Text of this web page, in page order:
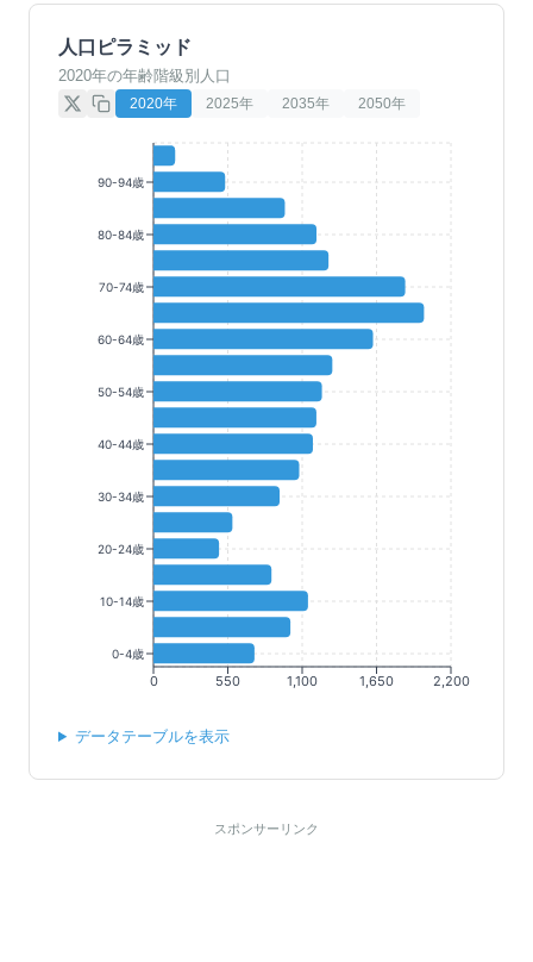
人口ピラミッド
2020年の年齢階級別人口
2020年 2025年 2035年 2050年
0 550 1,100 1,650 2,200
90-94歳
80-84歳
70-74歳
60-64歳
50-54歳
40-44歳
30-34歳
20-24歳
10-14歳
0-4歳
データテーブルを表示
スポンサーリンク